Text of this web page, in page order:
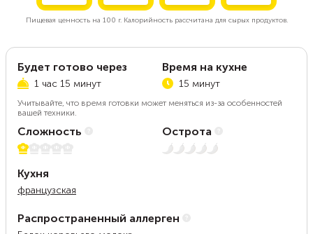
Пищевая ценность на 100 г.Калорийность рассчитана для сырых продуктов.
Будет готово через
1 час 15 минут
Время на кухне
15 минут
Учитывайте, что время готовки может меняться из-за особенностей
вашей техники.
Сложность
1 из 5
Острота
Нет остроты
Кухня
французская
Распространенный аллерген